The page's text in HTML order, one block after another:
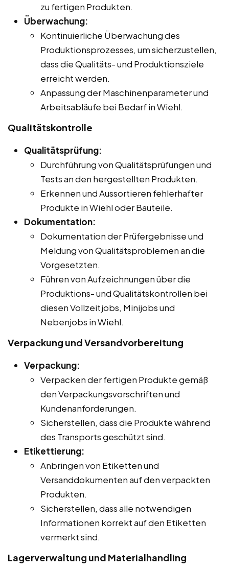
zu fertigen Produkten.
Überwachung:
Kontinuierliche Überwachung des
Produktionsprozesses, um sicherzustellen,
dass die Qualitäts- und Produktionsziele
erreicht werden.
Anpassung der Maschinenparameter und
Arbeitsabläufe bei Bedarf in Wiehl.
Qualitätskontrolle
Qualitätsprüfung:
Durchführung von Qualitätsprüfungen und
Tests an den hergestellten Produkten.
Erkennen und Aussortieren fehlerhafter
Produkte in Wiehl oder Bauteile.
Dokumentation:
Dokumentation der Prüfergebnisse und
Meldung von Qualitätsproblemen an die
Vorgesetzten.
Führen von Aufzeichnungen über die
Produktions- und Qualitätskontrollen bei
diesen Vollzeitjobs, Minijobs und
Nebenjobs in Wiehl.
Verpackung und Versandvorbereitung
Verpackung:
Verpacken der fertigen Produkte gemäß
den Verpackungsvorschriften und
Kundenanforderungen.
Sicherstellen, dass die Produkte während
des Transports geschützt sind.
Etikettierung:
Anbringen von Etiketten und
Versanddokumenten auf den verpackten
Produkten.
Sicherstellen, dass alle notwendigen
Informationen korrekt auf den Etiketten
vermerkt sind.
Lagerverwaltung und Materialhandling